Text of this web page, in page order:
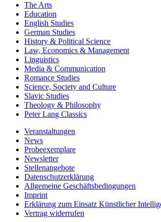
The Arts
Education
English Studies
German Studies
History & Political Science
Law, Economics & Management
Linguistics
Media & Communication
Romance Studies
Science, Society and Culture
Slavic Studies
Theology & Philosophy
Peter Lang Classics
Veranstaltungen
News
Probeexemplare
Newsletter
Stellenangebote
Datenschutzerklärung
Allgemeine Geschäftsbedingungen
Imprint
Erklärung zum Einsatz Künstlicher
Vertrag widerrufen